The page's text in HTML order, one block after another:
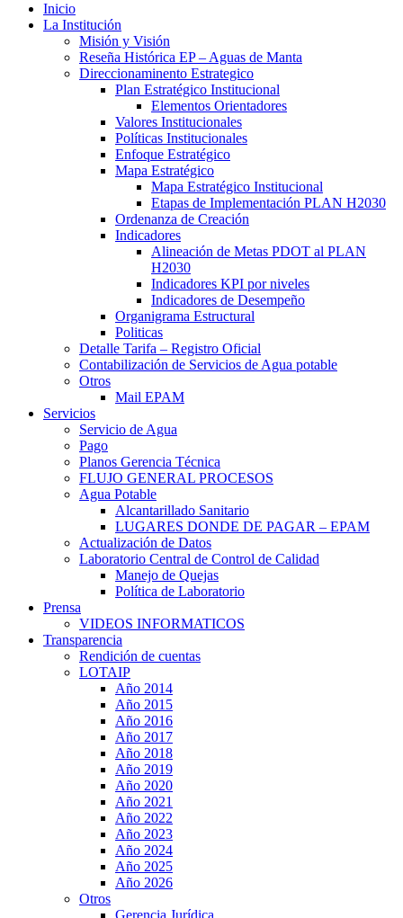
Inicio
La Institución
Misión y Visión
Reseña Histórica EP – Aguas de Manta
Direccionaminento Estrategico
Plan Estratégico Institucional
Elementos Orientadores
Valores Institucionales
Políticas Institucionales
Enfoque Estratégico
Mapa Estratégico
Mapa Estratégico Institucional
Etapas de Implementación PLAN H2030
Ordenanza de Creación
Indicadores
Alineación de Metas PDOT al PLAN
H2030
Indicadores KPI por niveles
Indicadores de Desempeño
Organigrama Estructural
Politicas
Detalle Tarifa – Registro Oficial
Contabilización de Servicios de Agua potable
Otros
Mail EPAM
Servicios
Servicio de Agua
Pago
Planos Gerencia Técnica
FLUJO GENERAL PROCESOS
Agua Potable
Alcantarillado Sanitario
LUGARES DONDE DE PAGAR – EPAM
Actualización de Datos
Laboratorio Central de Control de Calidad
Manejo de Quejas
Política de Laboratorio
Prensa
VIDEOS INFORMATICOS
Transparencia
Rendición de cuentas
LOTAIP
Año 2014
Año 2015
Año 2016
Año 2017
Año 2018
Año 2019
Año 2020
Año 2021
Año 2022
Año 2023
Año 2024
Año 2025
Año 2026
Otros